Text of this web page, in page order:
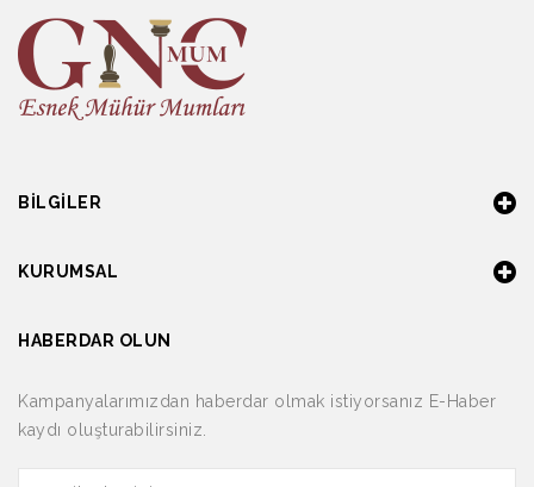
BILGILER
KURUMSAL
HABERDAR OLUN
Kampanyalarımızdan haberdar olmak istiyorsanız E-Haber
kaydı oluşturabilirsiniz.